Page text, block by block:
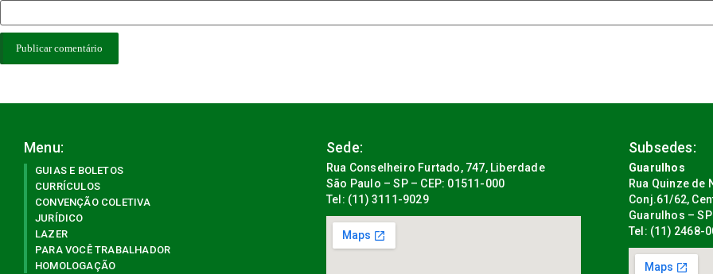
Menu:
GUIAS E BOLETOS
CURRÍCULOS
CONVENÇÃO COLETIVA
JURÍDICO
LAZER
PARA VOCÊ TRABALHADOR
HOMOLOGAÇÃO
Sede:
Rua Conselheiro Furtado, 747, Liberdade
São Paulo – SP – CEP: 01511-000
Tel: (11) 3111-9029
Subsedes:
Guarulhos
Rua Quinze de
Conj.61/62,
Guarulhos –
Tel: (11) 2468-